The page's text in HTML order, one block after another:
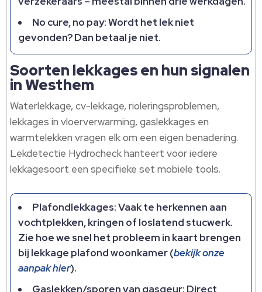
No cure, no pay: Wordt het lek niet
gevonden? Dan betaal je niet.​
Soorten lekkages en hun signalen
in Westhem
Waterlekkage, cv-lekkage, rioleringsproblemen,
lekkages in vloerverwarming, gaslekkages en
warmtelekken vragen elk om een eigen benadering.​
Lekdetectie Hydrocheck hanteert voor iedere
lekkagesoort een specifieke set mobiele tools.​
Plafondlekkages: Vaak te herkennen aan
vochtplekken, kringen of loslatend stucwerk.​
Zie hoe we snel het probleem in kaart brengen
bij lekkage plafond woonkamer (bekijk onze
aanpak hier).​
Gaslekken/sporen van gasgeur: Direct